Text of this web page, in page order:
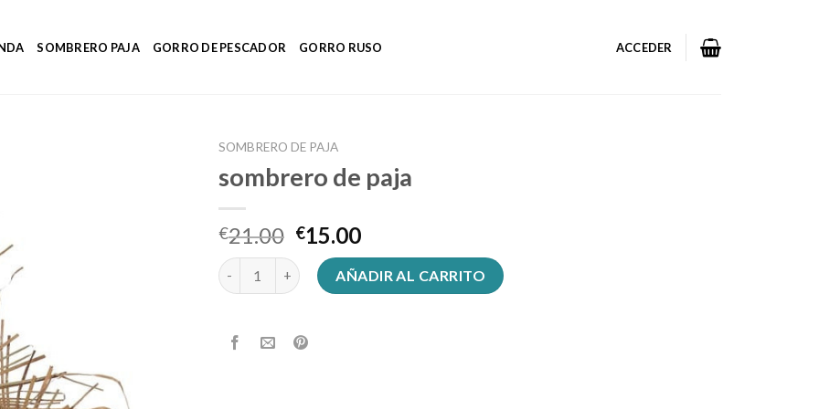
SOMBRERO PAJA GORRO DE PESCADOR GORRO RUSO ACCEDER
SOMBRERO DE PAJA
sombrero de paja
€21.00 €15.00
sombrero de paja cantidadAÑADIR AL CARRITO